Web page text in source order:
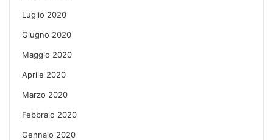
Luglio 2020
Giugno 2020
Maggio 2020
Aprile 2020
Marzo 2020
Febbraio 2020
Gennaio 2020